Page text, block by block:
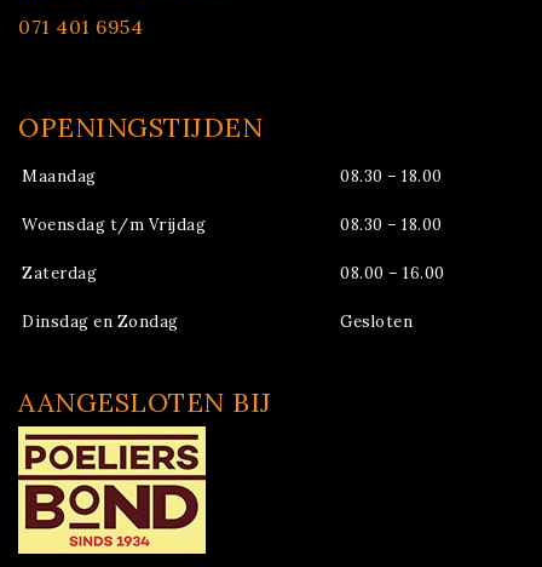
071 401 6954
OPENINGSTIJDEN
Maandag 08.30 – 18.00
Woensdag t/m Vrijdag 08.30 – 18.00
Zaterdag 08.00 – 16.00
Dinsdag en Zondag Gesloten
AANGESLOTEN BIJ